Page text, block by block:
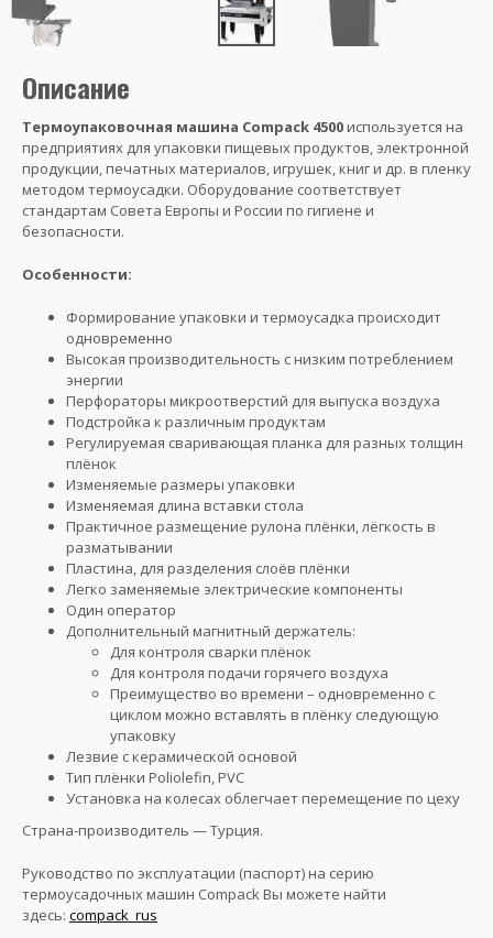
Описание
Термоупаковочная машина Compack 4500используется на
предприятиях для упаковки пищевых продуктов, электронной
продукции, печатных материалов, игрушек, книг и др. в пленку
методом термоусадки. Оборудование соответствует
стандартам Совета Европы и России по гигиене и
безопасности.
Особенности:
Формирование упаковки и термоусадка происходит
одновременно
Высокая производительность с низким потреблением
энергии
Перфораторы микроотверстий для выпуска воздуха
Подстройка к различным продуктам
Регулируемая сваривающая планка для разных толщин
плёнок
Изменяемые размеры упаковки
Изменяемая длина вставки стола
Практичное размещение рулона плёнки, лёгкость в
разматывании
Пластина, для разделения слоёв плёнки
Легко заменяемые электрические компоненты
Один оператор
Дополнительный магнитный держатель:
Для контроля сварки плёнок
Для контроля подачи горячего воздуха
Преимущество во времени – одновременно с
циклом можно вставлять в плёнку следующую
упаковку
Лезвие с керамической основой
Тип плёнки Poliolefin, PVC
Установка на колесах облегчает перемещение по цеху
Страна-производитель — Турция.
Руководство по эксплуатации (паспорт) на серию
термоусадочных машин Compack Вы можете найти
здесь: compack_rus